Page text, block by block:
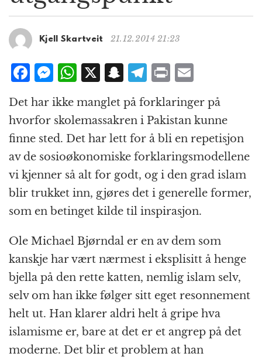
t
n
Kjell Skartveit 21.12.2014 21:23
F
a
c
e
b
o
o
k
M
e
ss
e
n
g
e
r
W
at
s
A
p
p
X S
n
a
p
c
h
at
T
el
e
g
r
a
m
P
ri
n
t
ai
l
Det har ikke manglet på forklaringer på
hvorfor skolemassakren i Pakistan kunne
finne sted. Det har lett for å bli en repetisjon
av de sosioøkonomiske forklaringsmodellene
vi kjenner så alt for godt, og i den grad islam
blir trukket inn, gjøres det i generelle former,
som en betinget kilde til inspirasjon.
Ole Michael Bjørndal er en av dem som
kanskje har vært nærmest i eksplisitt å henge
bjella på den rette katten, nemlig islam selv,
selv om han ikke følger sitt eget resonnement
helt ut. Han klarer aldri helt å gripe hva
islamisme er, bare at det er et angrep på det
moderne. Det blir et problem at han